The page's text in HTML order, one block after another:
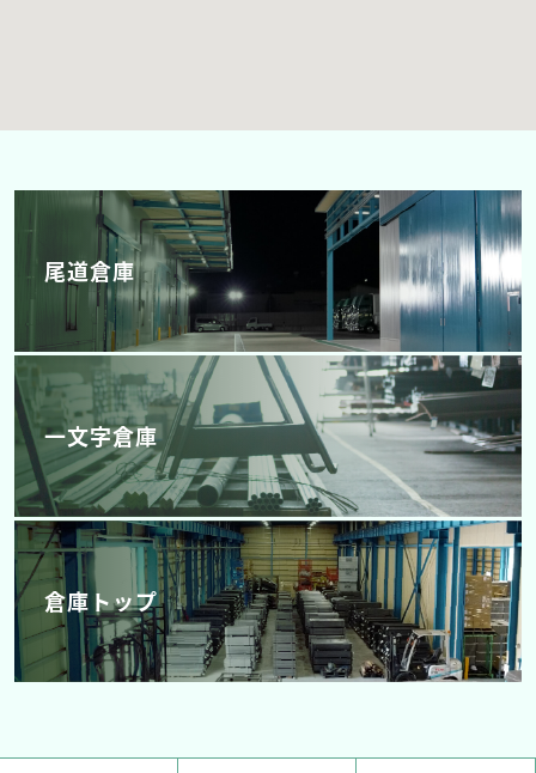
尾道倉庫
一文字倉庫
倉庫トップ